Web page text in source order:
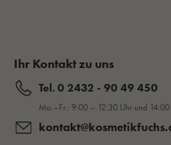
Ihr Kontakt zu uns
Tel. 0 2432 - 90 49 450
Mo.–Fr.: 9:00 – 12:30 Uhr und